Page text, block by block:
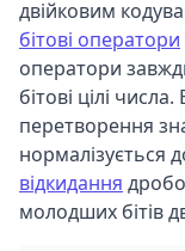
двійковим
бітові оператори
оператори
бітові цілі
перетворення
нормалізується
відкидання
молодших бітів